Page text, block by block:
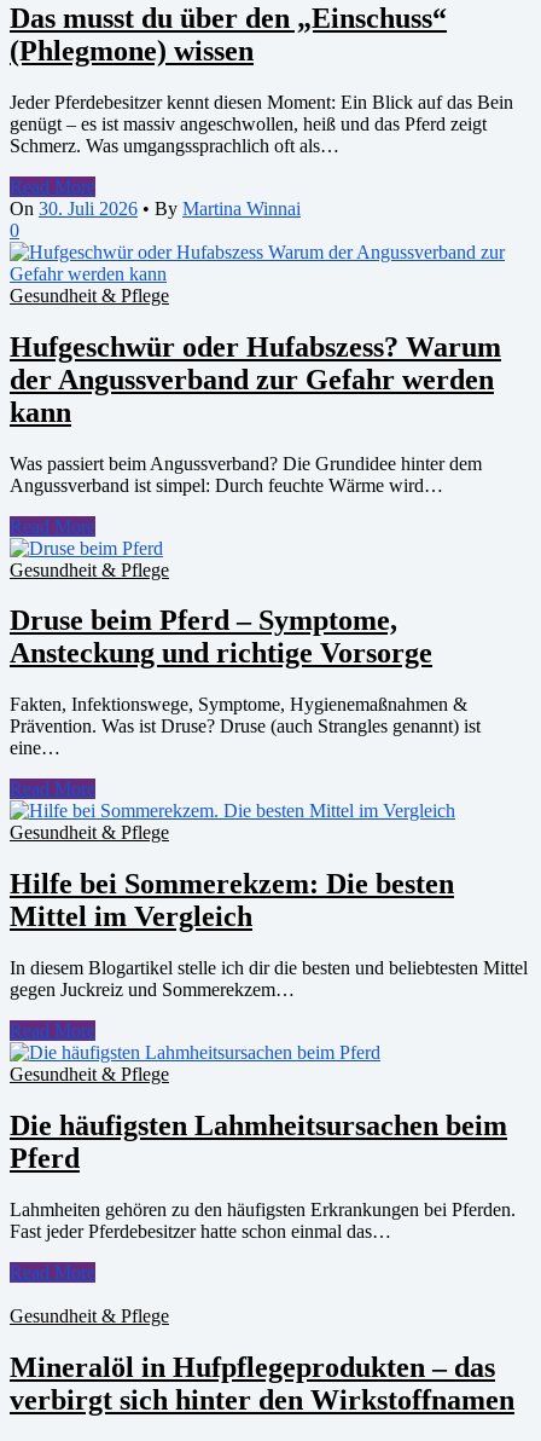
Das musst du über den „Einschuss“
(Phlegmone) wissen
Jeder Pferdebesitzer kennt diesen Moment: Ein Blick auf das Bein
genügt – es ist massiv angeschwollen, heiß und das Pferd zeigt
Schmerz. Was umgangssprachlich oft als…
Read More
On 30. Juli 2026 • By Martina Winnai
0
Gesundheit & Pflege
Hufgeschwür oder Hufabszess? Warum
der Angussverband zur Gefahr werden
kann
Was passiert beim Angussverband? Die Grundidee hinter dem
Angussverband ist simpel: Durch feuchte Wärme wird…
Read More
Gesundheit & Pflege
Druse beim Pferd – Symptome,
Ansteckung und richtige Vorsorge
Fakten, Infektionswege, Symptome, Hygienemaßnahmen &
Prävention. Was ist Druse? Druse (auch Strangles genannt) ist
eine…
Read More
Gesundheit & Pflege
Hilfe bei Sommerekzem: Die besten
Mittel im Vergleich
In diesem Blogartikel stelle ich dir die besten und beliebtesten Mittel
gegen Juckreiz und Sommerekzem…
Read More
Gesundheit & Pflege
Die häufigsten Lahmheitsursachen beim
Pferd
Lahmheiten gehören zu den häufigsten Erkrankungen bei Pferden.
Fast jeder Pferdebesitzer hatte schon einmal das…
Read More
Gesundheit & Pflege
Mineralöl in Hufpflegeprodukten – das
verbirgt sich hinter den Wirkstoffnamen